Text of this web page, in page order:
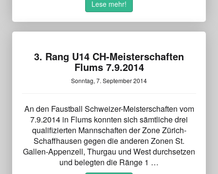
Lese mehr!
3. Rang U14 CH-Meisterschaften
Flums 7.9.2014
Sonntag, 7. September 2014
An den Faustball Schweizer-Meisterschaften vom
7.9.2014 in Flums konnten sich sämtliche drei
qualifizierten Mannschaften der Zone Zürich-
Schaffhausen gegen die anderen Zonen St.
Gallen-Appenzell, Thurgau und West durchsetzen
und belegten die Ränge 1 …